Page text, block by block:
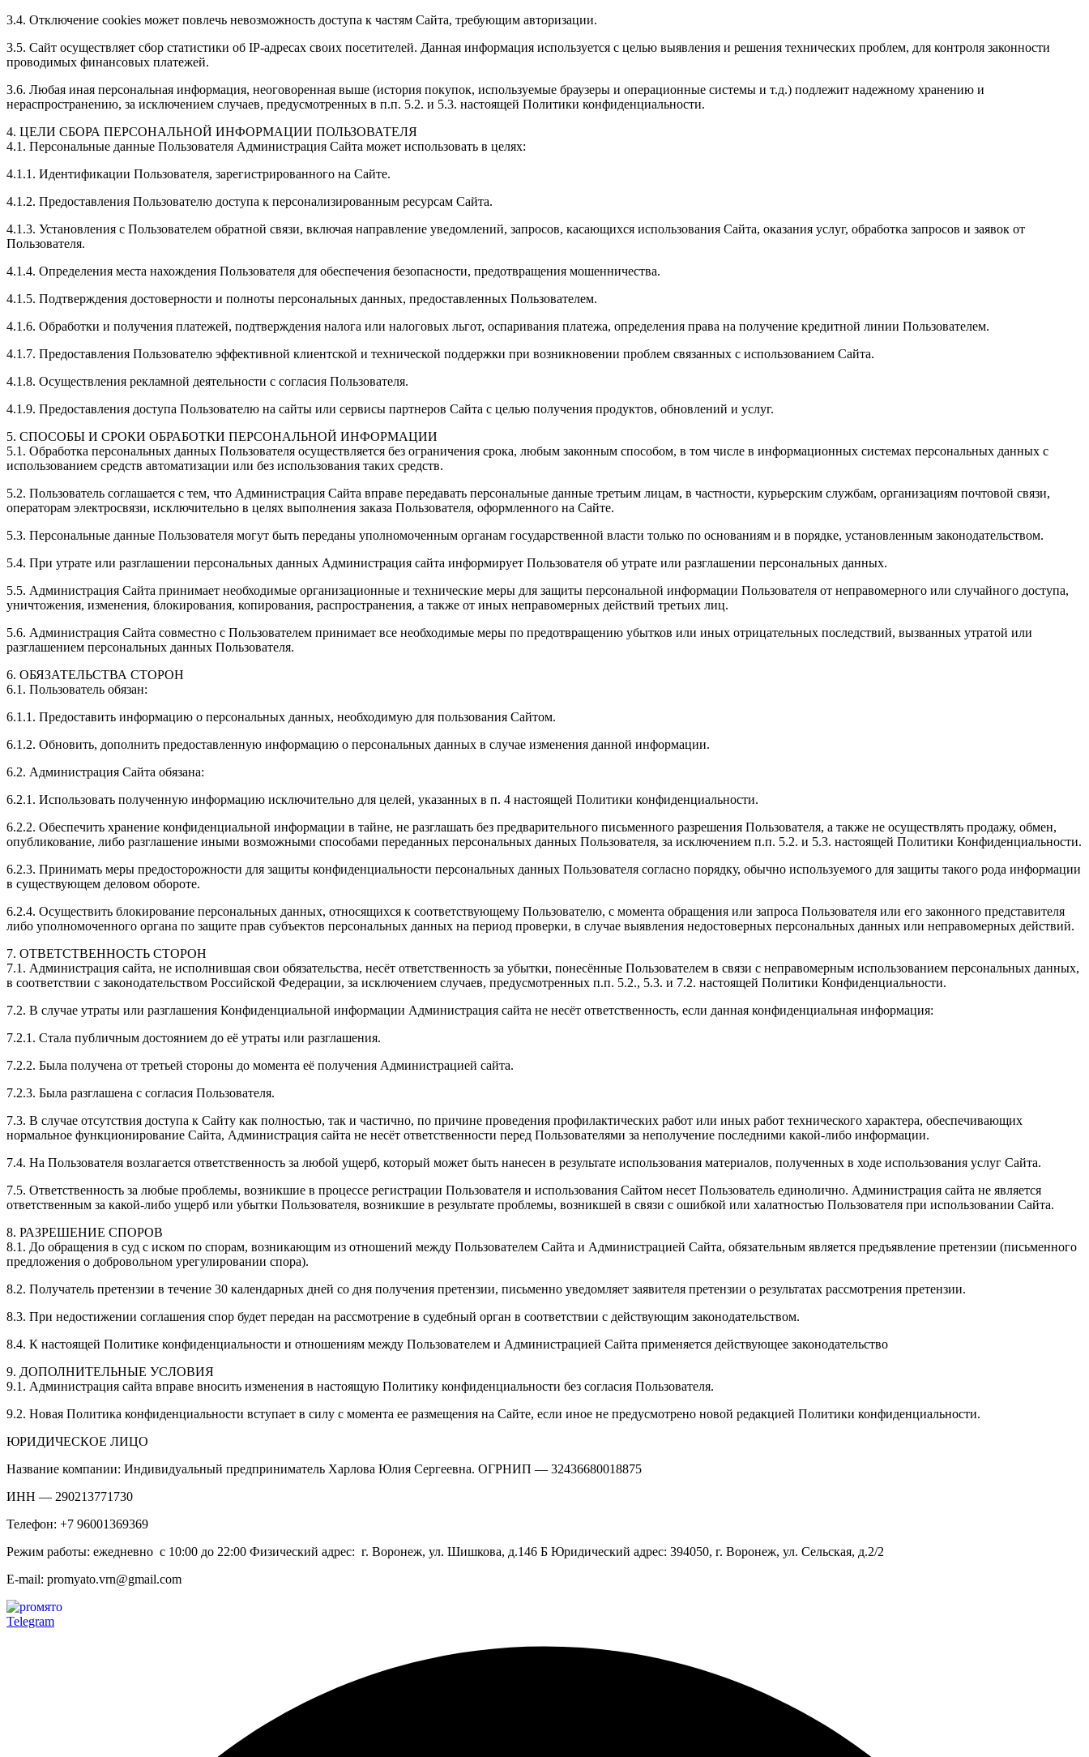
3.4. Отключение cookies может повлечь невозможность доступа к частям Сайта, требующим авторизации.
3.5. Сайт осуществляет сбор статистики об IP-адресах своих посетителей. Данная информация используется с целью выявления и решения технических проблем, для контроля законности
проводимых финансовых платежей.
3.6. Любая иная персональная информация, неоговоренная выше (история покупок, используемые браузеры и операционные системы и т.д.) подлежит надежному хранению и
нераспространению, за исключением случаев, предусмотренных в п.п. 5.2. и 5.3. настоящей Политики конфиденциальности.
4. ЦЕЛИ СБОРА ПЕРСОНАЛЬНОЙ ИНФОРМАЦИИ ПОЛЬЗОВАТЕЛЯ
4.1. Персональные данные Пользователя Администрация Сайта может использовать в целях:
4.1.1. Идентификации Пользователя, зарегистрированного на Сайте.
4.1.2. Предоставления Пользователю доступа к персонализированным ресурсам Сайта.
4.1.3. Установления с Пользователем обратной связи, включая направление уведомлений, запросов, касающихся использования Сайта, оказания услуг, обработка запросов и заявок от
Пользователя.
4.1.4. Определения места нахождения Пользователя для обеспечения безопасности, предотвращения мошенничества.
4.1.5. Подтверждения достоверности и полноты персональных данных, предоставленных Пользователем.
4.1.6. Обработки и получения платежей, подтверждения налога или налоговых льгот, оспаривания платежа, определения права на получение кредитной линии Пользователем.
4.1.7. Предоставления Пользователю эффективной клиентской и технической поддержки при возникновении проблем связанных с использованием Сайта.
4.1.8. Осуществления рекламной деятельности с согласия Пользователя.
4.1.9. Предоставления доступа Пользователю на сайты или сервисы партнеров Сайта с целью получения продуктов, обновлений и услуг.
5. СПОСОБЫ И СРОКИ ОБРАБОТКИ ПЕРСОНАЛЬНОЙ ИНФОРМАЦИИ
5.1. Обработка персональных данных Пользователя осуществляется без ограничения срока, любым законным способом, в том числе в информационных системах персональных данных с
использованием средств автоматизации или без использования таких средств.
5.2. Пользователь соглашается с тем, что Администрация Сайта вправе передавать персональные данные третьим лицам, в частности, курьерским службам, организациям почтовой связи,
операторам электросвязи, исключительно в целях выполнения заказа Пользователя, оформленного на Сайте.
5.3. Персональные данные Пользователя могут быть переданы уполномоченным органам государственной власти только по основаниям и в порядке, установленным законодательством.
5.4. При утрате или разглашении персональных данных Администрация сайта информирует Пользователя об утрате или разглашении персональных данных.
5.5. Администрация Сайта принимает необходимые организационные и технические меры для защиты персональной информации Пользователя от неправомерного или случайного доступа,
уничтожения, изменения, блокирования, копирования, распространения, а также от иных неправомерных действий третьих лиц.
5.6. Администрация Сайта совместно с Пользователем принимает все необходимые меры по предотвращению убытков или иных отрицательных последствий, вызванных утратой или
разглашением персональных данных Пользователя.
6. ОБЯЗАТЕЛЬСТВА СТОРОН
6.1. Пользователь обязан:
6.1.1. Предоставить информацию о персональных данных, необходимую для пользования Сайтом.
6.1.2. Обновить, дополнить предоставленную информацию о персональных данных в случае изменения данной информации.
6.2. Администрация Сайта обязана:
6.2.1. Использовать полученную информацию исключительно для целей, указанных в п. 4 настоящей Политики конфиденциальности.
6.2.2. Обеспечить хранение конфиденциальной информации в тайне, не разглашать без предварительного письменного разрешения Пользователя, а также не осуществлять продажу, обмен,
опубликование, либо разглашение иными возможными способами переданных персональных данных Пользователя, за исключением п.п. 5.2. и 5.3. настоящей Политики Конфиденциальности.
6.2.3. Принимать меры предосторожности для защиты конфиденциальности персональных данных Пользователя согласно порядку, обычно используемого для защиты такого рода информации
в существующем деловом обороте.
6.2.4. Осуществить блокирование персональных данных, относящихся к соответствующему Пользователю, с момента обращения или запроса Пользователя или его законного представителя
либо уполномоченного органа по защите прав субъектов персональных данных на период проверки, в случае выявления недостоверных персональных данных или неправомерных действий.
7. ОТВЕТСТВЕННОСТЬ СТОРОН
7.1. Администрация сайта, не исполнившая свои обязательства, несёт ответственность за убытки, понесённые Пользователем в связи с неправомерным использованием персональных данных,
в соответствии с законодательством Российской Федерации, за исключением случаев, предусмотренных п.п. 5.2., 5.3. и 7.2. настоящей Политики Конфиденциальности.
7.2. В случае утраты или разглашения Конфиденциальной информации Администрация сайта не несёт ответственность, если данная конфиденциальная информация:
7.2.1. Стала публичным достоянием до её утраты или разглашения.
7.2.2. Была получена от третьей стороны до момента её получения Администрацией сайта.
7.2.3. Была разглашена с согласия Пользователя.
7.3. В случае отсутствия доступа к Сайту как полностью, так и частично, по причине проведения профилактических работ или иных работ технического характера, обеспечивающих
нормальное функционирование Сайта, Администрация сайта не несёт ответственности перед Пользователями за неполучение последними какой-либо информации.
7.4. На Пользователя возлагается ответственность за любой ущерб, который может быть нанесен в результате использования материалов, полученных в ходе использования услуг Сайта.
7.5. Ответственность за любые проблемы, возникшие в процессе регистрации Пользователя и использования Сайтом несет Пользователь единолично. Администрация сайта не является
ответственным за какой-либо ущерб или убытки Пользователя, возникшие в результате проблемы, возникшей в связи с ошибкой или халатностью Пользователя при использовании Сайта.
8. РАЗРЕШЕНИЕ СПОРОВ
8.1. До обращения в суд с иском по спорам, возникающим из отношений между Пользователем Сайта и Администрацией Сайта, обязательным является предъявление претензии (письменного
предложения о добровольном урегулировании спора).
8.2. Получатель претензии в течение 30 календарных дней со дня получения претензии, письменно уведомляет заявителя претензии о результатах рассмотрения претензии.
8.3. При недостижении соглашения спор будет передан на рассмотрение в судебный орган в соответствии с действующим законодательством.
8.4. К настоящей Политике конфиденциальности и отношениям между Пользователем и Администрацией Сайта применяется действующее законодательство
9. ДОПОЛНИТЕЛЬНЫЕ УСЛОВИЯ
9.1. Администрация сайта вправе вносить изменения в настоящую Политику конфиденциальности без согласия Пользователя.
9.2. Новая Политика конфиденциальности вступает в силу с момента ее размещения на Сайте, если иное не предусмотрено новой редакцией Политики конфиденциальности.
ЮРИДИЧЕСКОЕ ЛИЦО
Название компании: Индивидуальный предприниматель Харлова Юлия Сергеевна. ОГРНИП — 32436680018875
ИНН — 290213771730
Телефон: +7 96001369369
Режим работы: ежедневно с 10:00 до 22:00 Физический адрес: г. Воронеж, ул. Шишкова, д.146 Б Юридический адрес: 394050, г. Воронеж, ул. Сельская, д.2/2
E-mail: promyato.vrn@gmail.com
Telegram